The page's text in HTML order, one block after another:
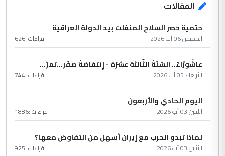
المقالات
حتمية حصر السلاح المنفلت بيد الدولة العراقية
الخميس 06 آب 2026 قراءات :626
عاشُورْاءُ.. السّنَةُ الثّالثةَ عشَرَة - إِنتفاضةُ صفَر…تمرّ...
الأربعاء 05 آب 2026 قراءات :744
اليوم الحادي والأربعون
الأثنين 03 آب 2026 قراءات :1886
لماذا تبدو الحرب مع إيران أسهل من التفاوض معها؟
الأثنين 03 آب 2026 قراءات :925